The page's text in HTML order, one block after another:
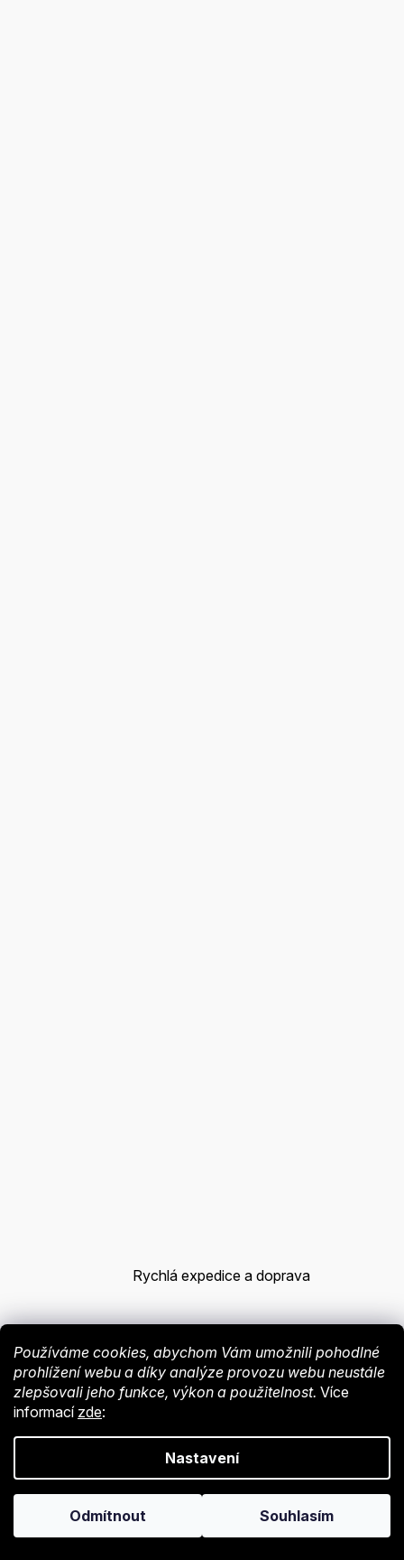
Používáme cookies, abychom Vám umožnili pohodlné
prohlížení webu a díky analýze provozu webu neustále
zlepšovali jeho funkce, výkon a použitelnost. Více
informací zde:
Nastavení
Odmítnout Souhlasím
Rychlá expedice a doprava
Exkluzivní šperky skladem
Skvělá nabídka a ceny